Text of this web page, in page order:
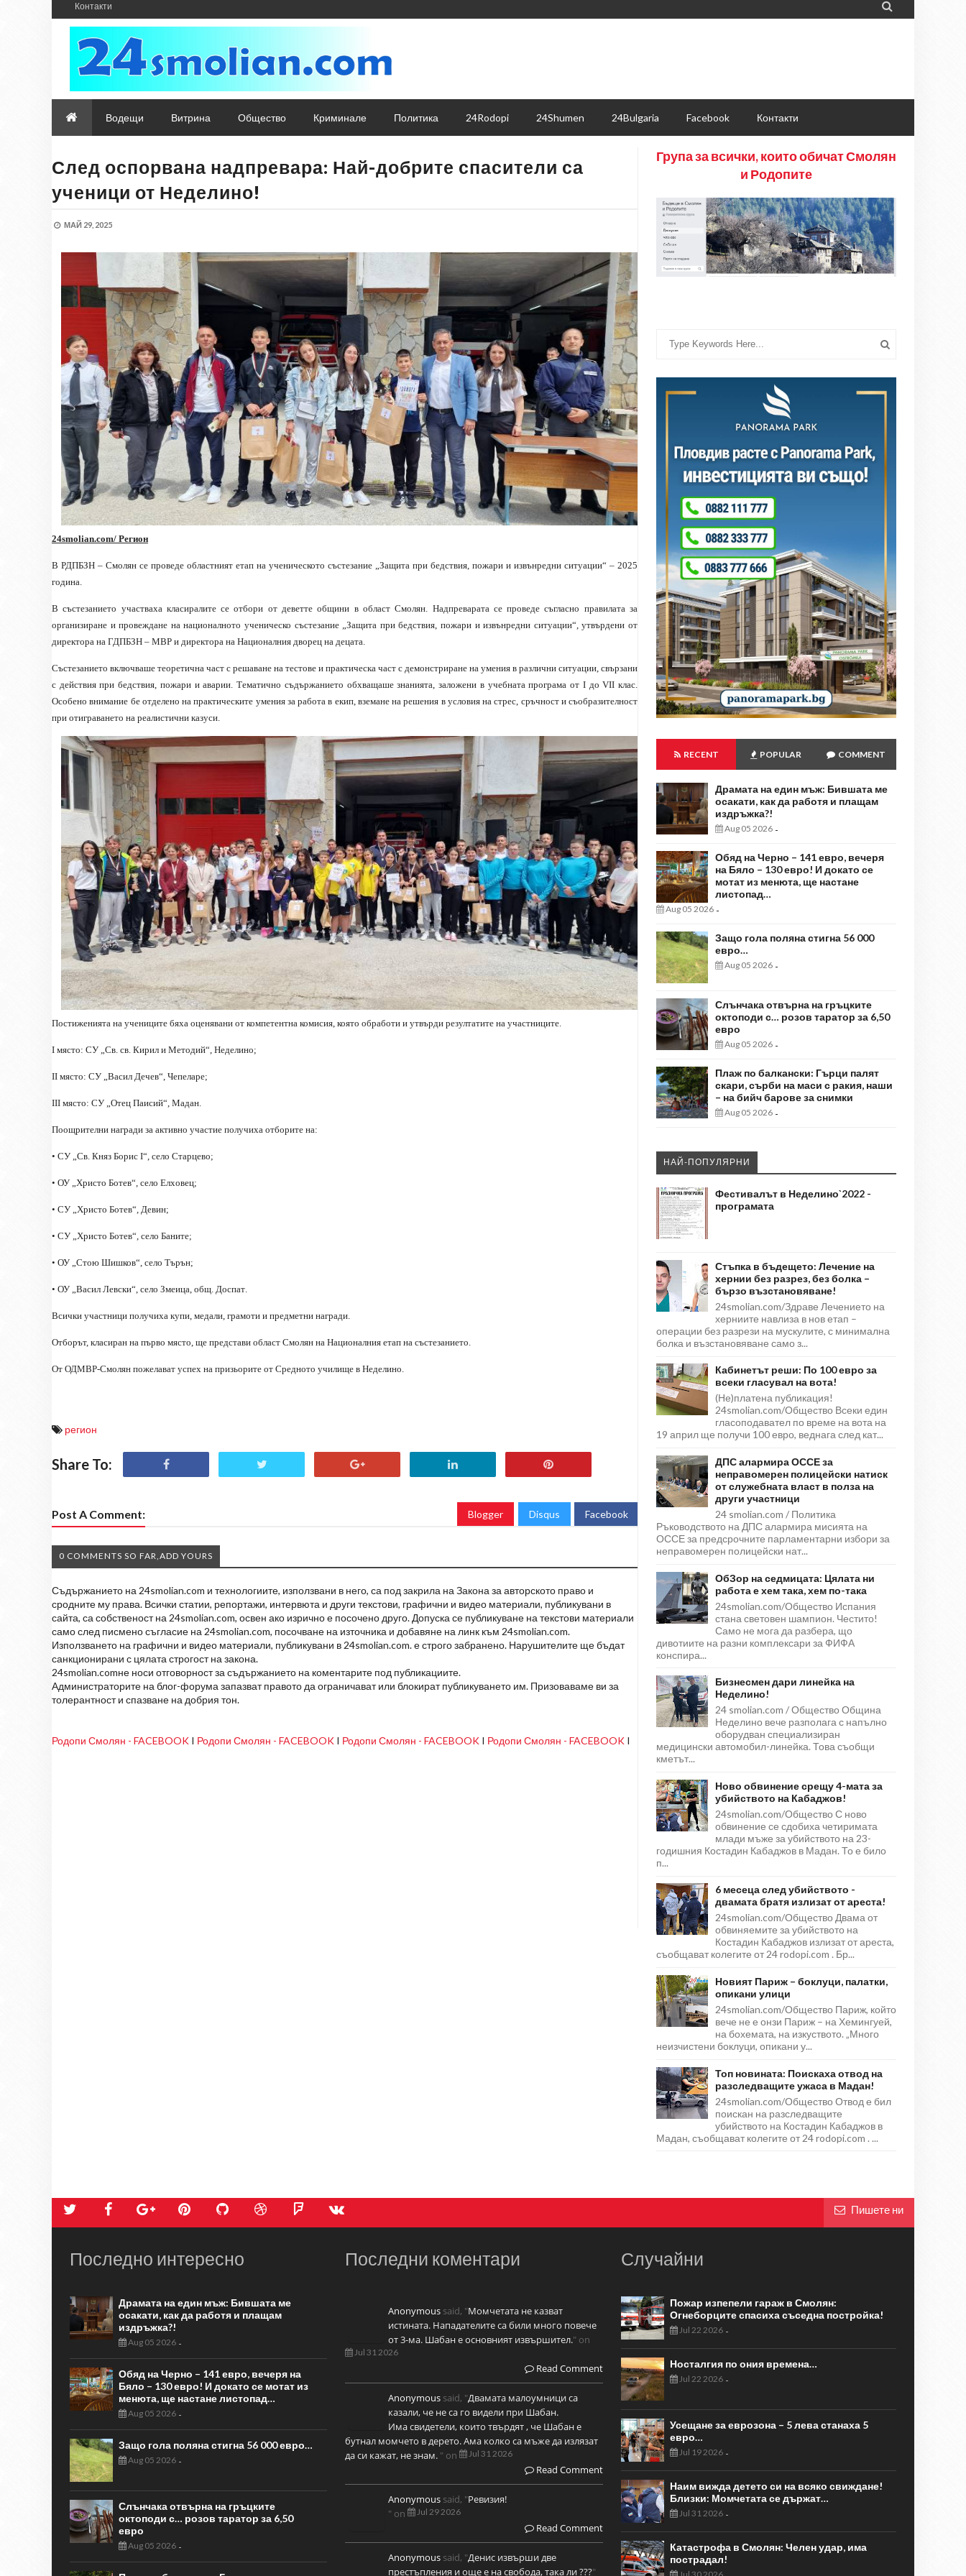
Контакти 
Водещи Витрина Общество Криминале Политика 24Rodopi 24Shumen 24Bulgaria Facebook Контакти
След оспорвана надпревара: Най-добрите спасители са
ученици от Неделино!
МАЙ 29, 2025
24smolian.com/ Регион
В РДПБЗН – Смолян се проведе областният етап на ученическото състезание „Защита при бедствия, пожари и извънредни ситуации“ – 2025
година.
В състезанието участваха класиралите се отбори от деветте общини в област Смолян. Надпреварата се проведе съгласно правилата за
организиране и провеждане на националното ученическо състезание „Защита при бедствия, пожари и извънредни ситуации“, утвърдени от
директора на ГДПБЗН – МВР и директора на Националния дворец на децата.
Състезанието включваше теоретична част с решаване на тестове и практическа част с демонстриране на умения в различни ситуации, свързани
с действия при бедствия, пожари и аварии. Тематично съдържанието обхващаше знанията, заложени в учебната програма от I до VII клас.
Особено внимание бе отделено на практическите умения за работа в екип, вземане на решения в условия на стрес, сръчност и съобразителност
при отиграването на реалистични казуси.
Постиженията на учениците бяха оценявани от компетентна комисия, която обработи и утвърди резултатите на участниците.
I място: СУ „Св. св. Кирил и Методий“, Неделино;
II място: СУ „Васил Дечев“, Чепеларе;
III място: СУ „Отец Паисий“, Мадан
Поощрителни награди за активно участие получиха отборите на:
• СУ „Св. Княз Борис I“, село Старцево;
• ОУ „Христо Ботев“, село Елховец;
• СУ „Христо Ботев“, Девин;
• СУ „Христо Ботев“, село Баните;
• ОУ „Стою Шишков“, село Търън;
• ОУ „Васил Левски“, село Змеица, общ. Доспат
Всички участници получиха купи, медали, грамоти и предметни награди.
Отборът, класиран на първо място, ще представи област Смолян на Националния етап на състезанието.
От ОДМВР-Смолян пожелават успех на призьорите от Средното училище в Неделино.
регион
Share To:
Post A Comment: Blogger Disqus Facebook
0 COMMENTS SO FAR,ADD YOURS
Съдържанието на 24smolian.com и технологиите, използвани в него, са под закрила на Закона за авторското право и
сродните му права. Всички статии, репортажи, интервюта и други текстови, графични и видео материали, публикувани в
сайта, са собственост на 24smolian.com, освен ако изрично е посочено друго. Допуска се публикуване на текстови материали
само след писмено съгласие на 24smolian.com, посочване на източника и добавяне на линк към 24smolian.com.
Използването на графични и видео материали, публикувани в 24smolian.com. е строго забранено. Нарушителите ще бъдат
санкционирани с цялата строгост на закона.
24smolian.comне носи отговорност за съдържанието на коментарите под публикациите.
Администраторите на блог-форума запазват правото да ограничават или блокират публикуването им. Призоваваме ви за
толерантност и спазване на добрия тон.
Родопи Смолян - FACEBOOK I Родопи Смолян - FACEBOOK I Родопи Смолян - FACEBOOK I Родопи Смолян - FACEBOOK I
Група за всички, които обичат Смолян
и Родопите
RECENT POPULAR COMMENT
Драмата на един мъж: Бившата ме
осакати, как да работя и плащам
издръжка?!
Aug 05 2026 -
Обяд на Черно – 141 евро, вечеря
на Бяло – 130 евро! И докато се
мотат из менюта, ще настане
листопад…
Aug 05 2026 -
Защо гола поляна стигна 56 000
евро…
Aug 05 2026 -
Слънчака отвърна на гръцките
октоподи с… розов таратор за 6,50
евро
Aug 05 2026 -
Плаж по балкански: Гърци палят
скари, сърби на маси с ракия, наши
– на бийч барове за снимки
Aug 05 2026 -
НАЙ-ПОПУЛЯРНИ
Фестивалът в Неделино`2022 -
програмата
Стъпка в бъдещето: Лечение на
хернии без разрез, без болка –
бързо възстановяване!
24smolian.com/Здраве Лечението на
херниите навлиза в нов етап –
операции без разрези на мускулите, с минимална
болка и възстановяване само з...
Кабинетът реши: По 100 евро за
всеки гласувал на вота!
(Не)платена публикация!
24smolian.com/Общество Всеки един
гласоподавател по време на вота на
19 април ще получи 100 евро, веднага след кат...
ДПС алармира ОССЕ за
неправомерен полицейски натиск
от служебната власт в полза на
други участници
24 smolian.com / Политика
Ръководството на ДПС алармира мисията на
ОССЕ за предсрочните парламентарни избори за
неправомерен полицейски нат...
ОбЗор на седмицата: Цялата ни
работа е хем така, хем по-така
24smolian.com/Общество Испания
стана световен шампион. Честито!
Само не мога да разбера, що
дивотиите на разни комплексари за ФИФА
конспира...
Бизнесмен дари линейка на
Неделино!
24 smolian.com / Общество Община
Неделино вече разполага с напълно
оборудван специализиран
медицински автомобил-линейка. Това съобщи
кметът...
Ново обвинение срещу 4-мата за
убийството на Кабаджов!
24smolian.com/Общество С ново
обвинение се сдобиха четиримата
млади мъже за убийството на 23-
годишния Костадин Кабаджов в Мадан. То е било
п...
6 месеца след убийството -
двамата братя излизат от ареста!
24smolian.com/Общество Двама от
обвиняемите за убийството на
Костадин Кабаджов излизат от ареста,
съобщават колегите от 24 rodopi.com . Бр...
Новият Париж – боклуци, палатки,
опикани улици
24smolian.com/Общество Париж, който
вече не е онзи Париж – на Хемингуей,
на бохемата, на изкуството. „Много
неизчистени боклуци, опикани у...
Топ новината: Поискаха отвод на
разследващите ужаса в Мадан!
24smolian.com/Общество Отвод е бил
поискан на разследващите
убийството на Костадин Кабаджов в
Мадан, съобщават колегите от 24 rodopi.com . ...
Пишете ни
Последно интересно
Драмата на един мъж: Бившата ме
осакати, как да работя и плащам
издръжка?!
Aug 05 2026 -
Обяд на Черно – 141 евро, вечеря на
Бяло – 130 евро! И докато се мотат из
менюта, ще настане листопад…
Aug 05 2026 -
Защо гола поляна стигна 56 000 евро…
Aug 05 2026 -
Слънчака отвърна на гръцките
октоподи с… розов таратор за 6,50
евро
Aug 05 2026 -
Последни коментари
Anonymous said, "Момчетата не казват
истината. Нападателите са били много повече
от 3-ма. Шабан е основният извършител." on
Jul 31 2026
Read Comment
Anonymous said, "Двамата малоумници са
казали, че не са го видели при Шабан.
Има свидетели, които твърдят , че Шабан е
бутнал момчето в дерето. Ама колко са мъже да излязат
да си кажат, не знам. " on Jul 31 2026
Read Comment
Anonymous said, "Ревизия!
" on
Jul 29 2026
Read Comment
Anonymous said, "Денис извърши две
престъпления и още е на свобода, така ли ???"
Случайни
Пожар изпепели гараж в Смолян:
Огнеборците спасиха съседна постройка!
Jul 22 2026-
Носталгия по ония времена…
Jul 22 2026-
Усещане за еврозона – 5 лева станаха 5
евро…
Jul 19 2026-
Наим вижда детето си на всяко свиждане!
Близки: Момчетата се държат…
Jul 31 2026-
Катастрофа в Смолян: Челен удар, има
пострадал!